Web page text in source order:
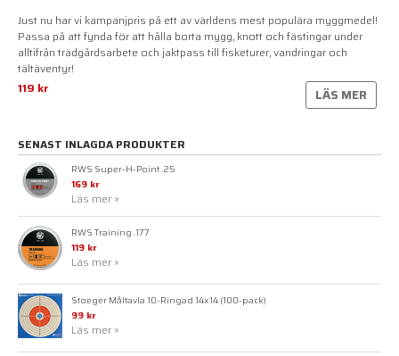
Just nu har vi kampanjpris på ett av världens mest populära myggmedel!
Passa på att fynda för att hålla borta mygg, knott och fästingar under
alltifrån trädgårdsarbete och jaktpass till fisketurer, vandringar och
tältäventyr!
119 kr
LÄS MER
SENAST INLAGDA PRODUKTER
RWS Super-H-Point .25
169 kr
Läs mer »
RWS Training .177
119 kr
Läs mer »
Stoeger Måltavla 10-Ringad 14x14 (100-pack)
99 kr
Läs mer »